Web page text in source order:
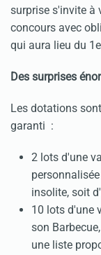
surprise s'invite à
concours avec
qui aura lieu du
Des surprises
Les dotations
garanti :
2 lots d'une
insolite, soit
10 lots d'une
son
une liste